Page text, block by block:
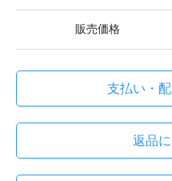
販売価格
支払い・
返品